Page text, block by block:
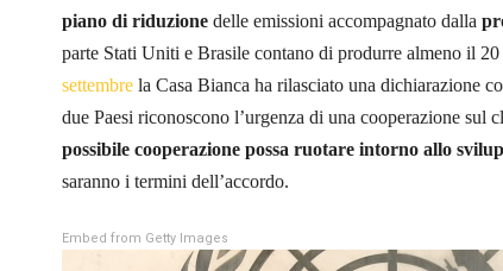
piano di riduzione delle emissioni accompagnato dalla
parte Stati Uniti e Brasile contano di produrre almeno il
settembre la Casa Bianca ha rilasciato una dichiarazione
due Paesi riconoscono l’urgenza di una cooperazione
possibile cooperazione possa ruotare intorno allo
saranno i termini dell’accordo.
Embed from Getty Images